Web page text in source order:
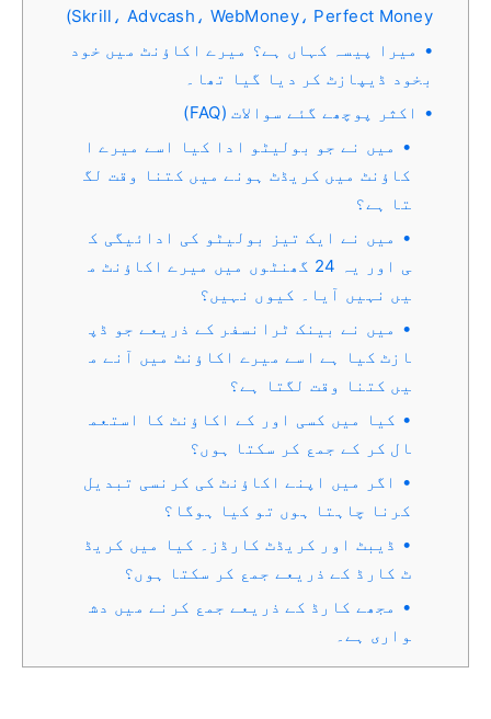
Skrill، Advcash، WebMoney، Perfect Money)
میرا پیسہ کہاں ہے؟ میرے اکاؤنٹ میں خود
بخود ڈیپازٹ کر دیا گیا تھا۔
اکثر پوچھے گئے سوالات (FAQ)
میں نے جو بولیٹو ادا کیا اسے میرے ا
کاؤنٹ میں کریڈٹ ہونے میں کتنا وقت لگ
تا ہے؟
میں نے ایک تیز بولیٹو کی ادائیگی ک
ی اور یہ 24 گھنٹوں میں میرے اکاؤنٹ م
یں نہیں آیا۔ کیوں نہیں؟
میں نے بینک ٹرانسفر کے ذریعے جو ڈپ
ازٹ کیا ہے اسے میرے اکاؤنٹ میں آنے م
یں کتنا وقت لگتا ہے؟
کیا میں کسی اور کے اکاؤنٹ کا استعم
ال کر کے جمع کر سکتا ہوں؟
اگر میں اپنے اکاؤنٹ کی کرنسی تبدیل
کرنا چاہتا ہوں تو کیا ہوگا؟
ڈیبٹ اور کریڈٹ کارڈز۔ کیا میں کریڈ
ٹ کارڈ کے ذریعے جمع کر سکتا ہوں؟
مجھے کارڈ کے ذریعے جمع کرنے میں دش
واری ہے۔